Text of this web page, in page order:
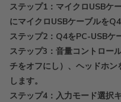
ステップ1：マイクロUSBケ
にマイクロUSBケーブルをQ4
ステップ2：Q4をPC-USBケ
ステップ3：音量コントロー
チをオフにし）、ヘッドホ
します。
ステップ4：入力モード選択